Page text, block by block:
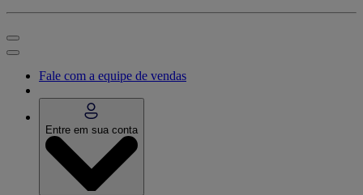
Fale com a equipe de vendas
Entre em sua conta